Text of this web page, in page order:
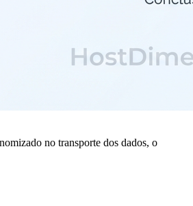
no transporte dos dados, o